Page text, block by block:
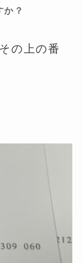
か？
の上の番